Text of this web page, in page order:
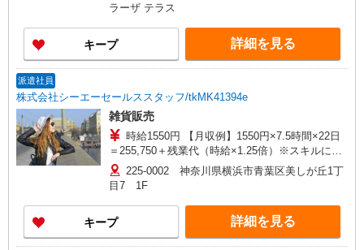
の実現のため、明確なキャリアプラン制度をご用
意。各職位毎に求める役割・責務などを細かく設
定。年に1回行う人事面談では、制度に基づいた適
正な評価・給与をスタッフに還元しています。 ・
ートナー3級 月給236,000円 パートナー2級 月
給250,000円 パートナー1級 月給264,000円 ※入
社時はパートナー3級からスタート
ラーザ テラス
キープ 詳細を見る
派遣社員
株式会社シーエーセールススタッフ/tkMK41394e
雑貨販売
時給1550円 【月収例】1550円×7.5時間×22日
＝255,750＋残業代（時給×1.25倍）※スキルによ
り異なります。
225-0002 神奈川県横浜市青葉区美しが丘1丁
目7 1F
キープ 詳細を見る